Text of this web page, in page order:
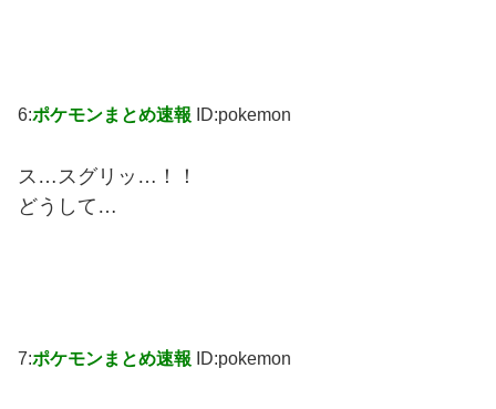
6:ポケモンまとめ速報 ID:pokemon
ス…スグリッ…！！
どうして…
7:ポケモンまとめ速報 ID:pokemon